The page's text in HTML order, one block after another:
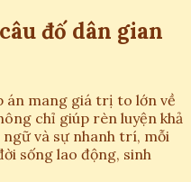
đố dân gian
án mang giá trị to lớn về
chỉ giúp rèn luyện khả
và sự nhanh trí, mỗi
sống lao động, sinh